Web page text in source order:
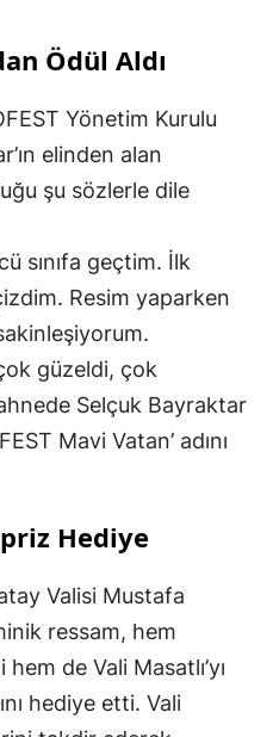
Ödül Aldı
Yönetim Kurulu
elinden alan
şu sözlerle dile
sınıfa geçtim. İlk
Resim yaparken
güzeldi, çok
Selçuk Bayraktar
Mavi Vatan’ adını
Hediye
Valisi Mustafa
ressam, hem
hem de Vali Masatlı’yı
hediye etti. Vali